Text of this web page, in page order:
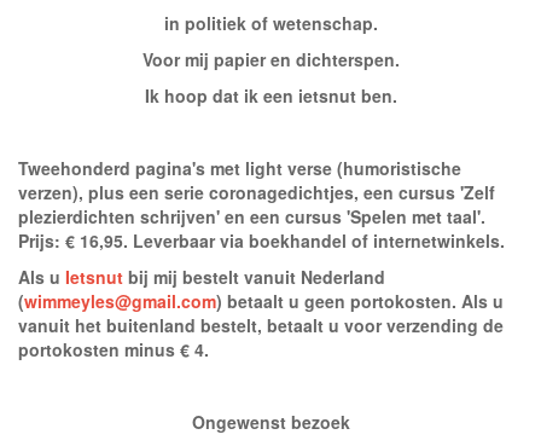
in politiek of wetenschap.
Voor mij papier en dichterspen.
Ik hoop dat ik een ietsnut ben.
Tweehonderd pagina's met light verse (humoristische
verzen), plus een serie coronagedichtjes, een cursus 'Zelf
plezierdichten schrijven' en een cursus 'Spelen met taal'.
Prijs: € 16,95. Leverbaar via boekhandel of internetwinkels.
Als u Ietsnut bij mij bestelt vanuit Nederland
(wimmeyles@gmail.com) betaalt u geen portokosten. Als u
vanuit het buitenland bestelt, betaalt u voor verzending de
portokosten minus € 4.
Ongewenst bezoek